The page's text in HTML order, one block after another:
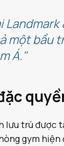
một bầu
Á."
lưu trú được
gym